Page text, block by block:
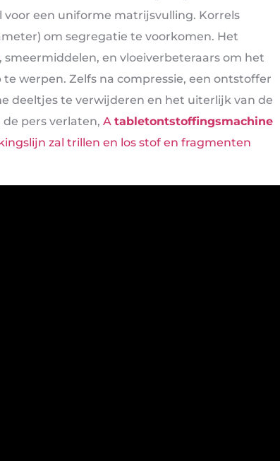
voor een uniforme matrijsvulling. Korrels
om segregatie te voorkomen. Het
, smeermiddelen, en vloeiverbeteraars om het
werpen. Zelfs na compressie, een ontstoffer
deeltjes te verwijderen en het uiterlijk van de
pers verlaten, A tabletontstoffingsmachine
zal trillen en los stof en fragmenten